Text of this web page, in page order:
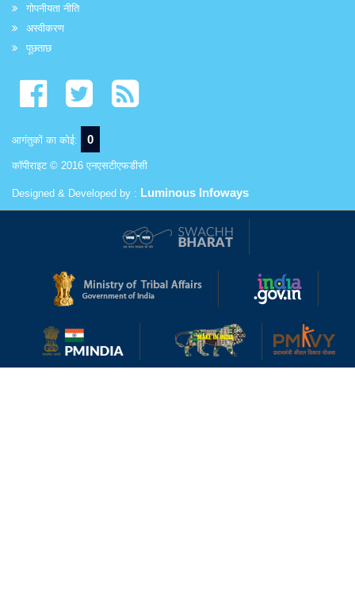
गोपनीयता नीति
अस्वीकरण
पूछताछ
आगंतुकों का कोई: 0
कॉपीराइट © 2016 एनएसटीएफडीसी
Designed & Developed by : Luminous Infoways